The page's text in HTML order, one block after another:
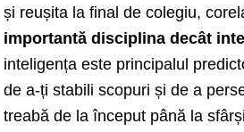
și reușita la final de colegiu,
importantă disciplina decât
inteligența este principalul
de a-ți stabili scopuri și de a
treabă de la început până la